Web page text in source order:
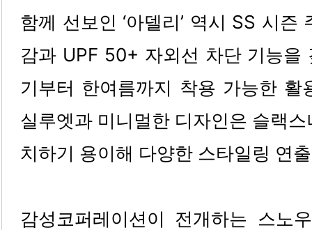
함께 선보인 ‘아델리’ 역시 SS 시
감과 UPF 50+ 자외선 차단 기능을
기부터 한여름까지 착용 가능한
실루엣과 미니멀한 디자인은 슬랙
치하기 용이해 다양한 스타일링 연
감성코퍼레이션이 전개하는 스노